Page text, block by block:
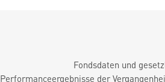
Fondsdaten und
Performanceergebnisse der